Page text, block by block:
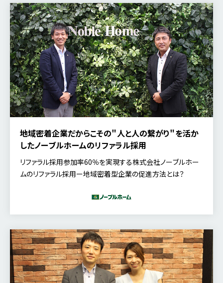
する優秀な人材を獲得するために、様々な採用革新を進めら
れています。 同社では、採用革新の一環として2018年からリフ
ァラル採用を推進し、累計のリファラル採用数は400名を突破
しました。これまでリファラル採用に関して社員への制度浸透
やその先の発展に向けた様々な施策を実施されてきましたが、
現在では過去の運用時に得た知見や課題感をもとに、向こう5
年のリファラル計画を策定されています。 本記事では、富士通
株式会社 Employee Success本部人材採用センター シニア
ディレクター 松村 洋平 氏をお招きし、リファラル採用制度の企
画期・導入期から発展期へと遷移されるなかで、直面した課題
ナーの内容をご紹介します
地域密着企業だからこその＂人と人の繋がり＂を活か
したノーブルホームのリファラル採用
リファラル採用参加率60％を実現する株式会社ノーブルホー
ムのリファラル採用ー地域密着型企業の促進方法とは？